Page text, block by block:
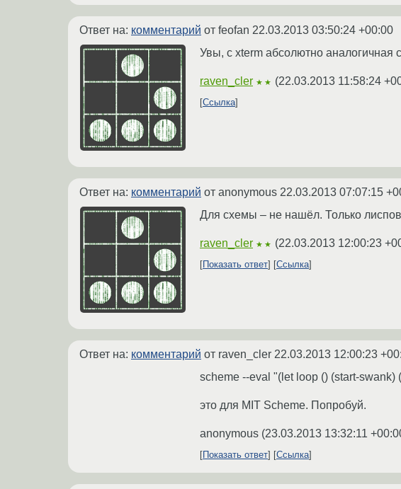
Ответ на: комментарий от feofan 22.03.2013 03:50:24 +00:00
Увы, с xterm абсолютно аналогичная
raven_cler ★★ (22.03.2013 11:58:24
Ссылка
Ответ на: комментарий от anonymous 22.03.2013 07:07:15
Для схемы – не нашёл. Только
raven_cler ★★ (22.03.2013 12:00:23
Показать ответ
Ссылка
Ответ на: комментарий от raven_cler 22.03.2013 12:00:23
scheme --eval "(let loop () (start-swank)
это для MIT Scheme. Попробуй.
anonymous (23.03.2013 13:32:11
Показать ответ Ссылка